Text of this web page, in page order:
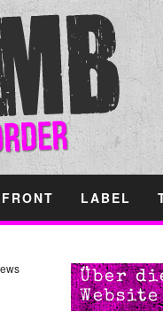
LABEL
Über
Website